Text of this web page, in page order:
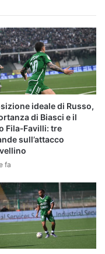
ideale di Russo,
di Biasci e il
Fila‑Favilli: tre
sull’attacco
fa